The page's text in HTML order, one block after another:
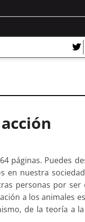
páginas. Puedes
en nuestra
personas por
a los animales
de la teoría a